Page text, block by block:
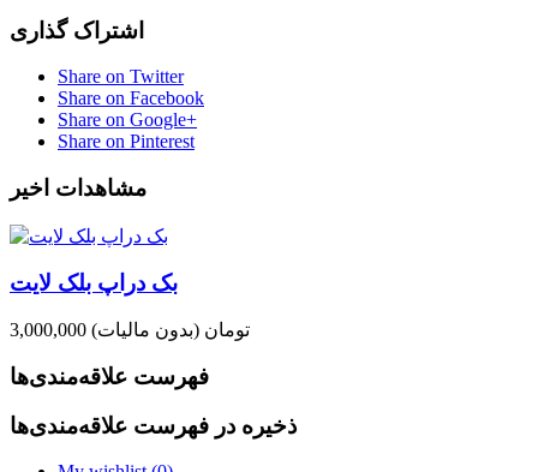
اشتراک گذاری
Share on Twitter
Share on Facebook
Share on Google+
Share on Pinterest
مشاهدات اخیر
بک دراپ بلک لایت
3,000,000 تومان (بدون مالیات)
فهرست علاقه‌مندی‌ها
ذخیره در فهرست علاقه‌مندی‌ها